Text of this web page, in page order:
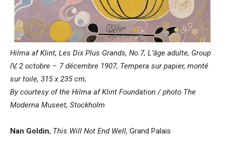
Hilma af Klint, Les Dix Plus Grands, No.7, L’âge adulte, Group
IV, 2 octobre – 7 décembre 1907, Tempera sur papier, monté
sur toile, 315 x 235 cm,
By courtesy of the Hilma af Klint Foundation / photo The
Moderna Museet, Stockholm
Nan Goldin, This Will Not End Well, Grand Palais